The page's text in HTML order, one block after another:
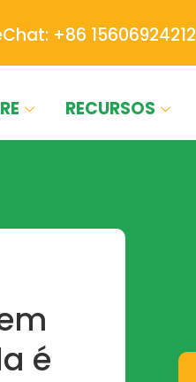
+86 15606924212
RECURSOS
é